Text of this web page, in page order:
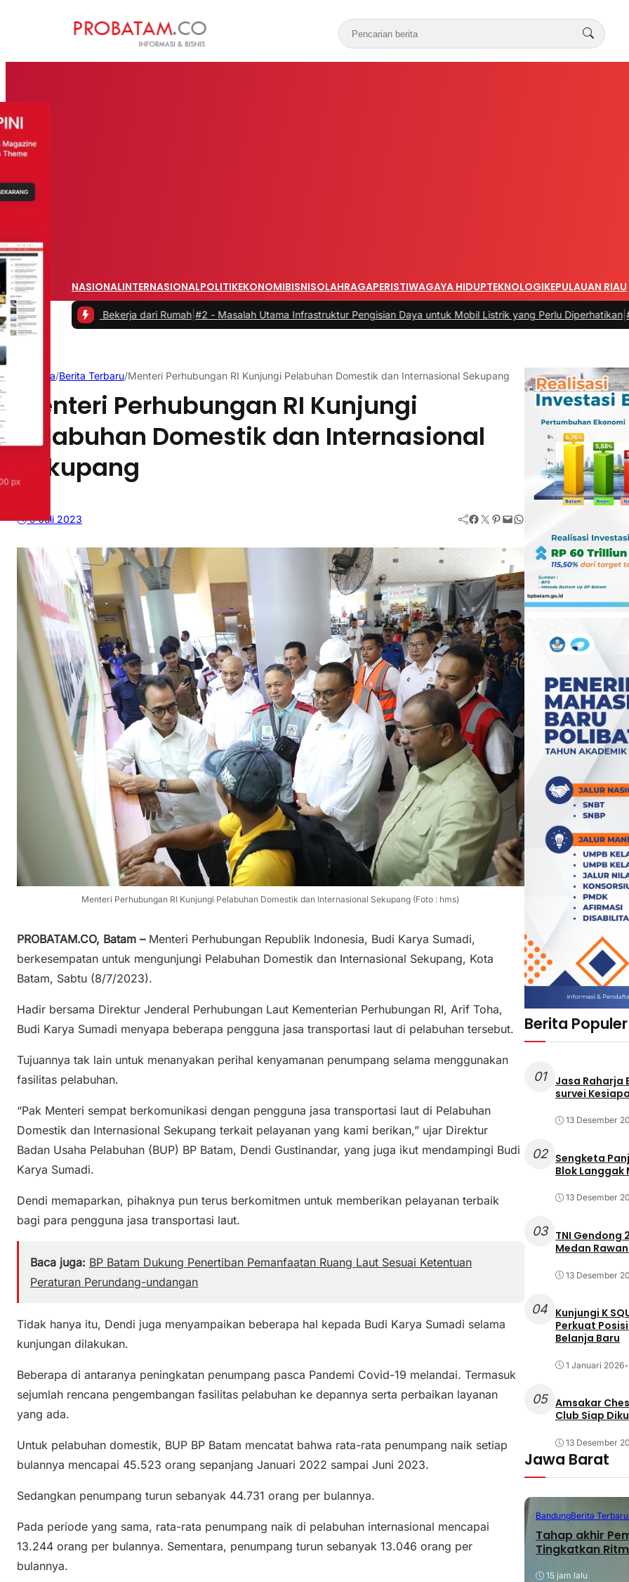
NASIONALINTERNASIONALPOLITIKEKONOMIBISNISOLAHRAGAPERISTIWAGAYA HIDUPTEKNOLOGIKEPULAUAN RIAU
dari Rumah |#2 -Masalah Utama Infrastruktur Pengisian Daya untuk Mobil Listrik yang Perlu Diperhatikan|#3 -Panduan
Beranda/Berita Terbaru/Menteri Perhubungan RI Kunjungi Pelabuhan Domestik dan Internasional Sekupang
Menteri Perhubungan RI Kunjungi
Pelabuhan Domestik dan Internasional
Sekupang
9 Juli 2023 Facebook Twitter Pinterest Mail WhatsApp
Menteri Perhubungan RI Kunjungi Pelabuhan Domestik dan Internasional Sekupang (Foto : hms)
PROBATAM.CO, Batam – Menteri Perhubungan Republik Indonesia, Budi Karya Sumadi,
berkesempatan untuk mengunjungi Pelabuhan Domestik dan Internasional Sekupang, Kota
Batam, Sabtu (8/7/2023).
Hadir bersama Direktur Jenderal Perhubungan Laut Kementerian Perhubungan RI, Arif Toha,
Budi Karya Sumadi menyapa beberapa pengguna jasa transportasi laut di pelabuhan tersebut.
Tujuannya tak lain untuk menanyakan perihal kenyamanan penumpang selama menggunakan
fasilitas pelabuhan.
“Pak Menteri sempat berkomunikasi dengan pengguna jasa transportasi laut di Pelabuhan
Domestik dan Internasional Sekupang terkait pelayanan yang kami berikan,” ujar Direktur
Badan Usaha Pelabuhan (BUP) BP Batam, Dendi Gustinandar, yang juga ikut mendampingi Budi
Karya Sumadi.
Dendi memaparkan, pihaknya pun terus berkomitmen untuk memberikan pelayanan terbaik
bagi para pengguna jasa transportasi laut.
Baca juga: BP Batam Dukung Penertiban Pemanfaatan Ruang Laut Sesuai Ketentuan
Peraturan Perundang-undangan
Tidak hanya itu, Dendi juga menyampaikan beberapa hal kepada Budi Karya Sumadi selama
kunjungan dilakukan.
Beberapa di antaranya peningkatan penumpang pasca Pandemi Covid-19 melandai. Termasuk
sejumlah rencana pengembangan fasilitas pelabuhan ke depannya serta perbaikan layanan
yang ada.
Untuk pelabuhan domestik, BUP BP Batam mencatat bahwa rata-rata penumpang naik setiap
bulannya mencapai 45.523 orang sepanjang Januari 2022 sampai Juni 2023.
Sedangkan penumpang turun sebanyak 44.731 orang per bulannya.
Pada periode yang sama, rata-rata penumpang naik di pelabuhan internasional mencapai
13.244 orang per bulannya. Sementara, penumpang turun sebanyak 13.046 orang per
bulannya.
Berita Populer
01
Jasa Raharja
survei
13 Desember
02
Sengketa
Blok Langgak
13 Desember
03
TNI Gendong
Medan
13 Desember
04 Kunjungi K
Perkuat
Belanja Baru
1 Januari 2026•
05 Amsakar
Club Siap
13 Desember
Jawa Barat
BandungBerita Terbaru
Tahap akhir
Tingkatkan
15 jam lalu